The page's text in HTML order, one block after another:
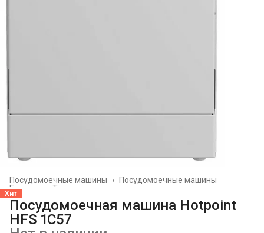
Посудомоечные машины
Посудомоечные машины
›
Техника для кухни
Главная
Хит
Посудомоечная машина Hotpoint
HFS 1C57